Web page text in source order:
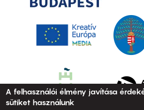
A felhasználói élmény javítása
sütiket használunk